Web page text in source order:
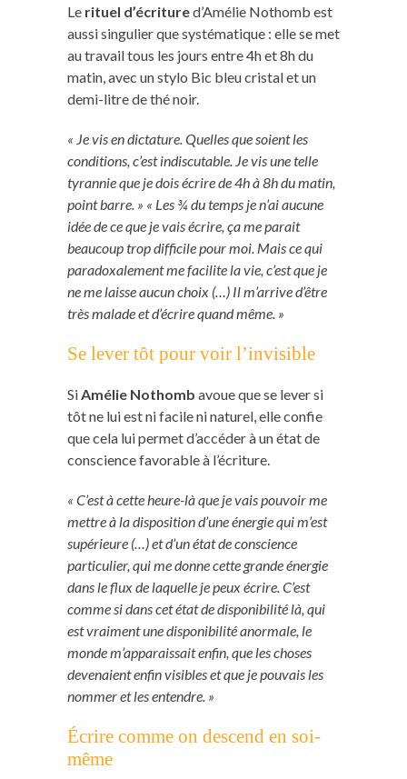
Le rituel d’écritured’Amélie Nothomb est
aussi singulier que systématique : elle se met
au travail tous les jours entre 4h et 8h du
matin, avec un stylo Bic bleu cristal et un
demi-litre de thé noir.
« Je vis en dictature. Quelles que soient les
conditions, c’est indiscutable. Je vis une telle
tyrannie que je dois écrire de 4h à 8h du matin,
point barre. » « Les ¾ du temps je n’ai aucune
idée de ce que je vais écrire, ça me parait
beaucoup trop difficile pour moi. Mais ce qui
paradoxalement me facilite la vie, c’est que je
ne me laisse aucun choix (…) Il m’arrive d’être
très malade et d’écrire quand même. »
Se lever tôt pour voir l’invisible
Si Amélie Nothomb avoue que se lever si
tôt ne lui est ni facile ni naturel, elle confie
que cela lui permet d’accéder à un état de
conscience favorable à l’écriture.
« C’est à cette heure-là que je vais pouvoir me
mettre à la disposition d’une énergie qui m’est
supérieure (…) et d’un état de conscience
particulier, qui me donne cette grande énergie
dans le flux de laquelle je peux écrire. C’est
comme si dans cet état de disponibilité là, qui
est vraiment une disponibilité anormale, le
monde m’apparaissait enfin, que les choses
devenaient enfin visibles et que je pouvais les
nommer et les entendre. »
Écrire comme on descend en soi-
même